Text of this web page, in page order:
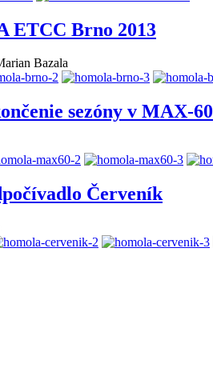
ETCC Brno 2013
Bazala
sezóny v MAX-60
Červeník